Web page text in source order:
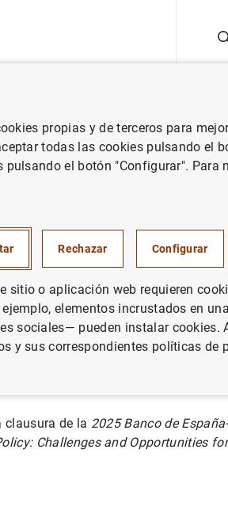
Agenda del Banco de España Soledad
Spanish Economy
clausura de la 2025 Banco de
Challenges and Opportunities
propias y de terceros para
todas las cookies pulsando el
pulsando el botón "Configurar".
Rechazar Configurar
sitio o aplicación web requieren
elementos incrustados en
sociales— pueden instalar cookies.
y sus correspondientes políticas de